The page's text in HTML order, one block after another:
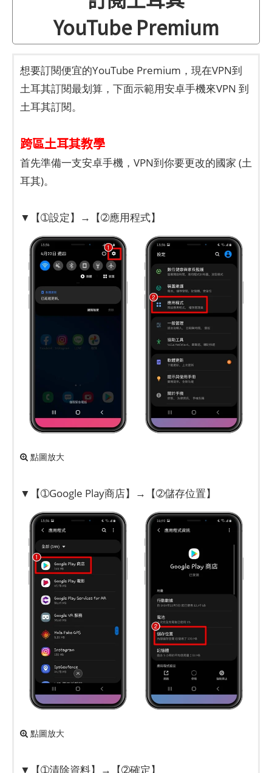
YouTube Premium
想要訂閱便宜的YouTube Premium，現在VPN到
土耳其訂閱最划算，下面示範用安卓手機來VPN 到
土耳其訂閱。
跨區土耳其教學
首先準備一支安卓手機，VPN到你要更改的國家 (土
耳其)。
▼【➀設定】→【➁應用程式】
點圖放大
▼【➀Google Play商店】→【➁儲存位置】
點圖放大
▼【➀清除資料】→【➁確定】